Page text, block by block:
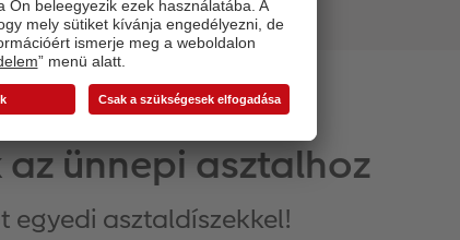
ünnepi asztalhoz
egyedi asztaldíszekkel!